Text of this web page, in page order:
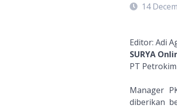
14
Editor: Adi
SURYA
PT
Manager
diberikan